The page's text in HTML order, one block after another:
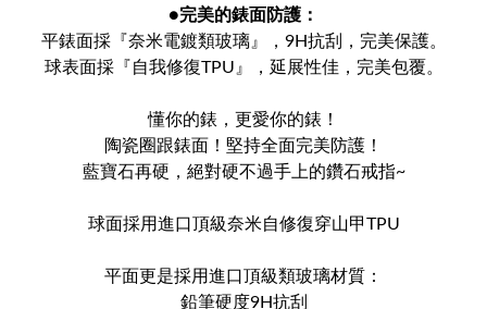
●完美的錶面防護：
平錶面採『奈米電鍍類玻璃』，9H抗刮，完美保護。
球表面採『自我修復TPU』，延展性佳，完美包覆。
懂你的錶，更愛你的錶！
陶瓷圈跟錶面！堅持全面完美防護！
藍寶石再硬，絕對硬不過手上的鑽石戒指~
球面採用進口頂級奈米自修復穿山甲TPU
平面更是採用進口頂級類玻璃材質：
鉛筆硬度9H抗刮